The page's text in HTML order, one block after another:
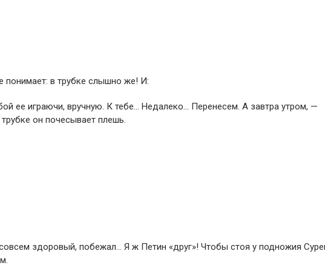
понимает: в трубке слышно же! И:
ее играючи, вручную. К тебе… Недалеко… Перенесем. А завтра утром, —
он почесывает плешь.
здоровый, побежал… Я ж Петин «друг»! Чтобы стоя у подножия